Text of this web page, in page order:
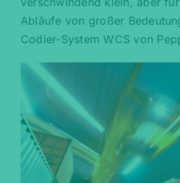
Abläufe von großer
Codier-System WCS von